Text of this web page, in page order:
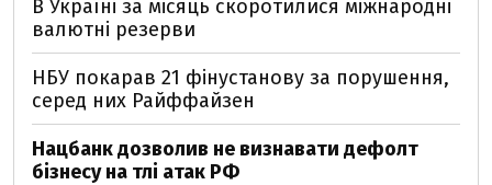
В Україні за місяць скоротилися міжнародні
валютні резерви
НБУ покарав 21 фінустанову за порушення,
серед них Райффайзен
Нацбанк дозволив не визнавати дефолт
бізнесу на тлі атак РФ